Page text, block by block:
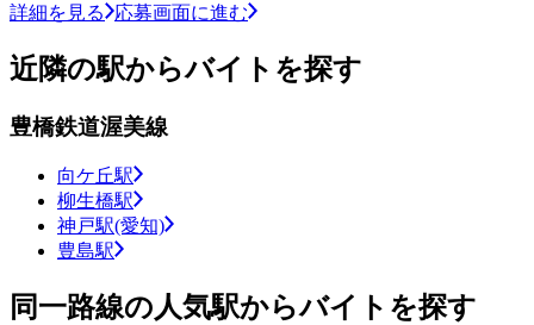
詳細を見る 応募画面に進む
近隣の駅からバイトを探す
豊橋鉄道渥美線
向ケ丘駅
柳生橋駅
神戸駅(愛知)
豊島駅
同一路線の人気駅からバイトを探す